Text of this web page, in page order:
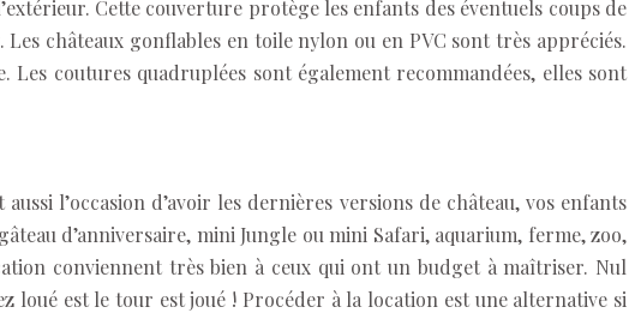
Cette couverture protège les enfants des éventuels coups de
châteaux gonflables en toile nylon ou en PVC sont très appréciés.
coutures quadruplées sont également recommandées, elles sont
l’occasion d’avoir les dernières versions de château, vos enfants
d’anniversaire, mini Jungle ou mini Safari, aquarium, ferme, zoo,
conviennent très bien à ceux qui ont un budget à maîtriser. Nul
loué est le tour est joué ! Procéder à la location est une alternative si